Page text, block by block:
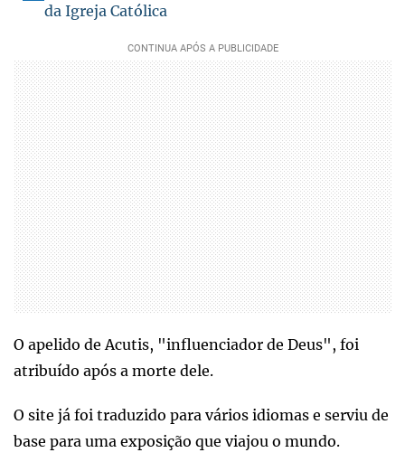
da Igreja Católica
O apelido de Acutis, "influenciador de Deus", foi
atribuído após a morte dele.
O site já foi traduzido para vários idiomas e serviu de
base para uma exposição que viajou o mundo.